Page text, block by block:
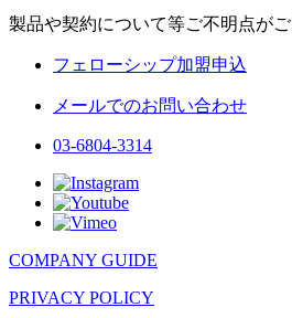
製品や契約について等ご不明点が
フェローシップ加盟申込
メールでのお問い合わせ
03-6804-3314
COMPANY GUIDE
PRIVACY POLICY